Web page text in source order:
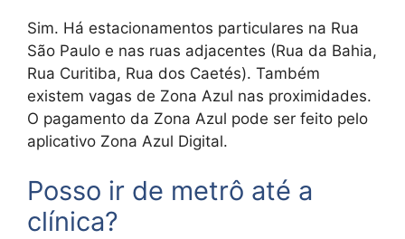
Sim. Há estacionamentos particulares na Rua
São Paulo e nas ruas adjacentes (Rua da Bahia,
Rua Curitiba, Rua dos Caetés). Também
existem vagas de Zona Azul nas proximidades.
O pagamento da Zona Azul pode ser feito pelo
aplicativo Zona Azul Digital.
Posso ir de metrô até a
clínica?